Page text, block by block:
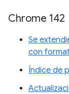
Chrome 142
Se
con
Índice de